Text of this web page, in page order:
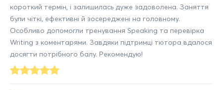
короткий термін, і залишилась дуже задоволена. Заняття
були чіткі, ефективні й зосереджені на головному.
Особливо допомогли тренування Speaking та перевірка
Writing з коментарями. Завдяки підтримці тютора вдалося
досягти потрібного балу. Рекомендую!